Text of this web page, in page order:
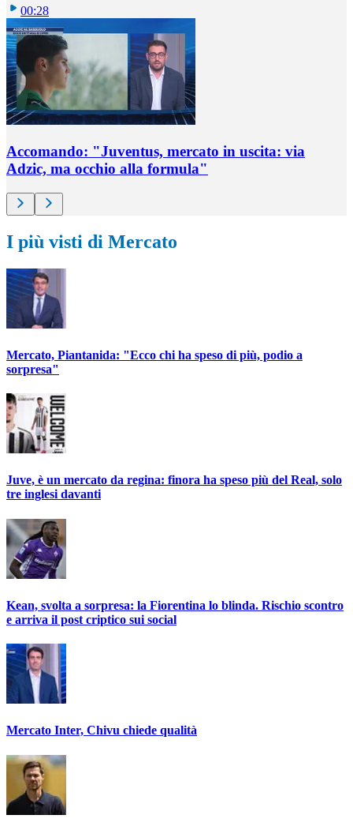
00:28
Accomando: "Juventus, mercato in uscita: via
Adzic, ma occhio alla formula"
I più visti di Mercato
Mercato, Piantanida: "Ecco chi ha speso di più, podio a
sorpresa"
Juve, è un mercato da regina: finora ha speso più del Real, solo
tre inglesi davanti
Kean, svolta a sorpresa: la Fiorentina lo blinda. Rischio scontro
e arriva il post criptico sui social
Mercato Inter, Chivu chiede qualità